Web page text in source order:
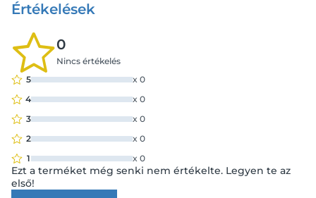
Értékelések
0
Nincs értékelés
5
x 0
4
x 0
3
x 0
2
x 0
1
x 0
Ezt a terméket még senki nem értékelte. Legyen te az
első!